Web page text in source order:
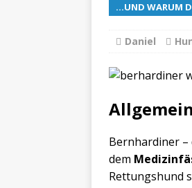
...UND WARUM
Daniel
Bernhardiner –
dem
Rettungshund